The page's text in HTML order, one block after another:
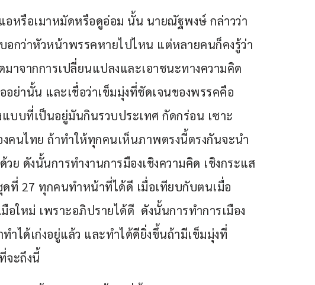
อหรือเมาหมัดหรือดูอ่อม นั้น นายณัฐพงษ์ กล่าวว่า
กว่าหัวหน้าพรรคหายไปไหน แต่หลายคนก็คงรู้ว่า
าจากการเปลี่ยนแปลงและเอาชนะทางความคิด
อย่านั้น และเชื่อว่าเข็มมุ่งที่ชัดเจนของพรรคคือ
แบบที่เป็นอยู่มันกินรวบประเทศ กัดกร่อน เซาะ
คนไทย ถ้าทำให้ทุกคนเห็นภาพตรงนี้ตรงกันจะนำ
ย ดังนั้นการทำงานการมืองเชิงความคิด เชิงกระแส
ที่ 27 ทุกคนทำหน้าที่ได้ดี เมื่อเทียบกับตนเมื่อ
อใหม่ เพราะอภิปรายได้ดี  ดังนั้นการทำการเมือง
ำได้เก่งอยู่แล้ว และทำได้ดียิ่งขึ้นถ้ามีเข็มมุ่งที่
จะถึงนี้